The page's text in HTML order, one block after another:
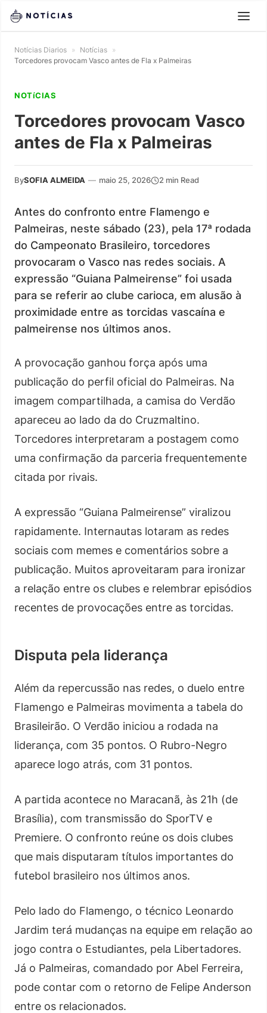
Notícias Diarios » Notícias »
Torcedores provocam Vasco antes de Fla x Palmeiras
NOTíCIAS
Torcedores provocam Vasco
antes de Fla x Palmeiras
BySOFIA ALMEIDA — maio 25, 2026 2 min Read
Antes do confronto entre Flamengo e
Palmeiras, neste sábado (23), pela 17ª rodada
do Campeonato Brasileiro, torcedores
provocaram o Vasco nas redes sociais. A
expressão “Guiana Palmeirense” foi usada
para se referir ao clube carioca, em alusão à
proximidade entre as torcidas vascaína e
palmeirense nos últimos anos.
A provocação ganhou força após uma
publicação do perfil oficial do Palmeiras. Na
imagem compartilhada, a camisa do Verdão
apareceu ao lado da do Cruzmaltino.
Torcedores interpretaram a postagem como
uma confirmação da parceria frequentemente
citada por rivais.
A expressão “Guiana Palmeirense” viralizou
rapidamente. Internautas lotaram as redes
sociais com memes e comentários sobre a
publicação. Muitos aproveitaram para ironizar
a relação entre os clubes e relembrar episódios
recentes de provocações entre as torcidas.
Disputa pela liderança
Além da repercussão nas redes, o duelo entre
Flamengo e Palmeiras movimenta a tabela do
Brasileirão. O Verdão iniciou a rodada na
liderança, com 35 pontos. O Rubro-Negro
aparece logo atrás, com 31 pontos.
A partida acontece no Maracanã, às 21h (de
Brasília), com transmissão do SporTV e
Premiere. O confronto reúne os dois clubes
que mais disputaram títulos importantes do
futebol brasileiro nos últimos anos.
Pelo lado do Flamengo, o técnico Leonardo
Jardim terá mudanças na equipe em relação ao
jogo contra o Estudiantes, pela Libertadores.
Já o Palmeiras, comandado por Abel Ferreira,
pode contar com o retorno de Felipe Anderson
entre os relacionados.